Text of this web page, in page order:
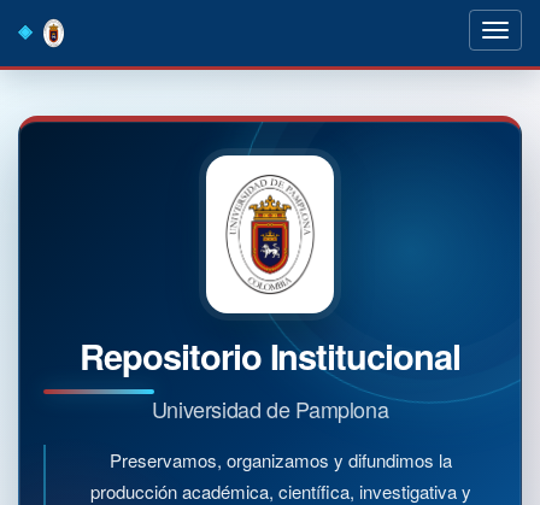
navigation
Repositorio Institucional
Universidad de Pamplona
Preservamos, organizamos y difundimos la
producción académica, científica, investigativa y